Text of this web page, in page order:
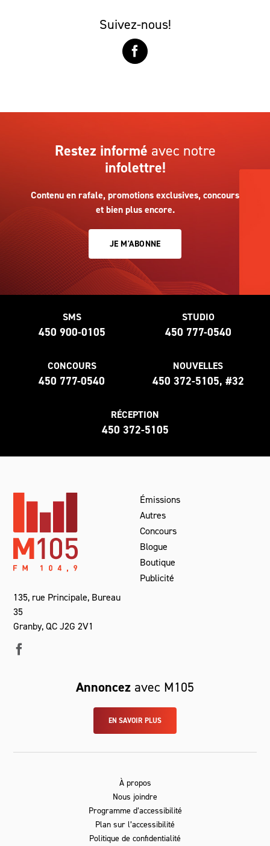
Suivez-nous!
Restez informé avec notre
infolettre!
Contenu en rafale, promotions exclusives, concours
et bien plus encore.
JE M'ABONNE
SMS
450 900-0105
STUDIO
450 777-0540
CONCOURS
450 777-0540
NOUVELLES
450 372-5105, #32
RÉCEPTION
450 372-5105
135, rue Principale, Bureau
35
Granby, QC J2G 2V1
Émissions
Autres
Concours
Blogue
Boutique
Publicité
Annoncez avec M105
EN SAVOIR PLUS
À propos
Nous joindre
Programme d’accessibilité
Plan sur l’accessibilité
Politique de confidentialité